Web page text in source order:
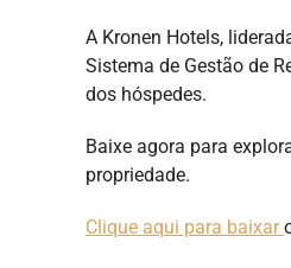
A Kronen Hotels,
Sistema de Gestão de
dos hóspedes.
Baixe agora para
propriedade.
Clique aqui para baixar